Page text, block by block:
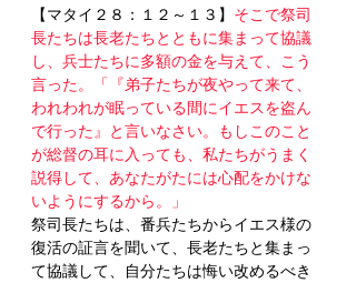
【マタイ２８：１２～１３】 そこで祭司
長たちは長老たちとともに集まって協議
し、兵士たちに多額の金を与えて、こう
言った。「『弟子たちが夜やって来て、
われわれが眠っている間にイエスを盗ん
で行った』と言いなさい。もしこのこと
が総督の耳に入っても、私たちがうまく
説得して、あなたがたには心配をかけな
いようにするから。」
祭司長たちは、番兵たちからイエス様の
復活の証言を聞いて、長老たちと集まっ
て協議して、自分たちは悔い改めるべき